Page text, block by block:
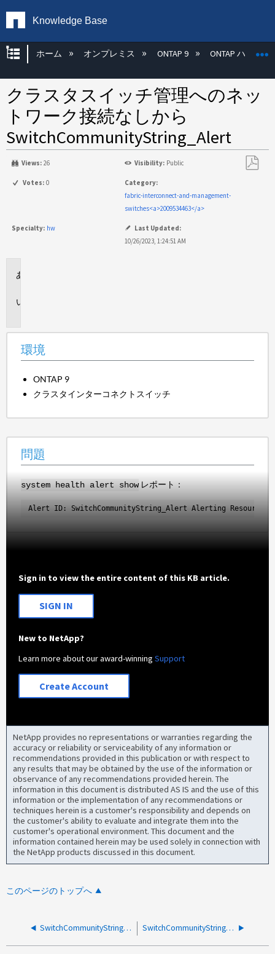
Knowledge Base
グローバル階層を展開/折りたたむ
ホーム オンプレミス ONTAP 9 ONTAP ハード
クラスタスイッチ管理へのネッ
トワーク接続なしから
SwitchCommunityString_Alert
Views: 26 Visibility: Public
Votes: 0
Category:
fabric-interconnect-and-management-
switches<a>2009534463</a>
Specialty: hw
Last Updated:
10/26/2023, 1:24:51 AM
環境
ONTAP 9
クラスタインターコネクトスイッチ
問題
system health alert showレポート：
Alert ID: SwitchCommunityString_Alert Alerting Resource:
Sign in to view the entire content of this KB article.
SIGN IN
New to NetApp?
Learn more about our award-winningSupport
Create Account
NetApp provides no representations or warranties regarding the
accuracy or reliability or serviceability of any information or
recommendations provided in this publication or with respect to
any results that may be obtained by the use of the information or
observance of any recommendations provided herein. The
information in this document is distributed AS IS and the use of this
information or the implementation of any recommendations or
techniques herein is a customer's responsibility and depends on
the customer's ability to evaluate and integrate them into the
customer's operational environment. This document and the
information contained herein may be used solely in connection with
the NetApp products discussed in this document.
このページのトップへ
SwitchCommunityString_Alert ONTAP のアップグレード後 SwitchCommunityString_Alert がクラスタスイッチで報告されました